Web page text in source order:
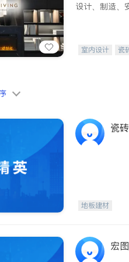
设计、制造、
室内设计 瓷
瓷
地板建材
宏